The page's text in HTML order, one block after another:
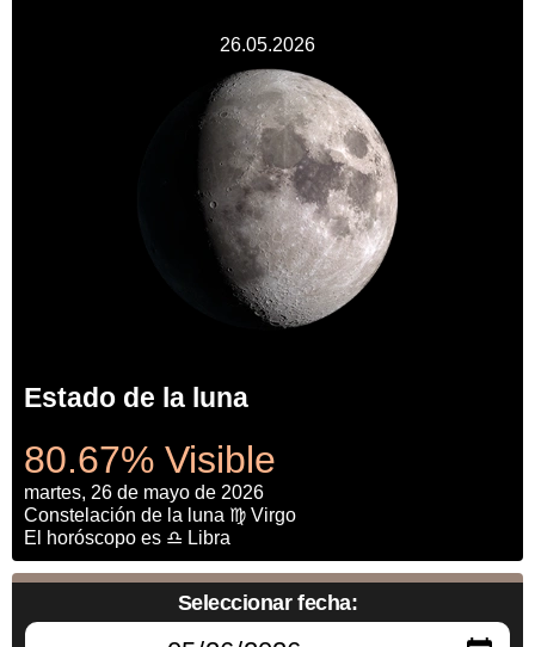
26.05.2026
Estado de la luna
80.67% Visible
martes, 26 de mayo de 2026
Constelación de la luna ♍ Virgo
El horóscopo es ♎ Libra
Seleccionar fecha: